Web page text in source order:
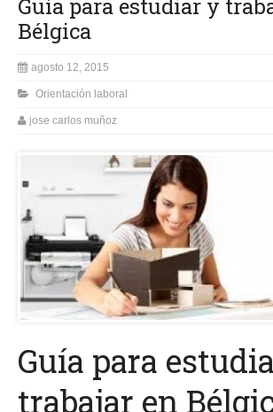
Guía para estudiar y
Bélgica
agosto 12, 2015
Orientación laboral
jose carlos muñoz
Guía para
trabajar en